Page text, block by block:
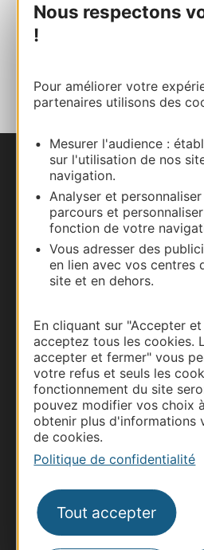
Nous respectons
!
Pour améliorer votre
partenaires utilisons des
Mesurer l'audience :
sur l'utilisation de nos
navigation.
Analyser et
parcours et
fonction de votre
Vous adresser des
en lien avec vos centres
site et en dehors.
En cliquant sur "Accepter
acceptez tous les cookies.
accepter et fermer" vous
votre refus et seuls les
fonctionnement du site
pouvez modifier vos choix
obtenir plus d'informations
de cookies.
Politique de confidentialité
Tout accepter
E-mail
Nous contacter
Carte interactive
Documentation
Thermalisme
Business/Mice
Pros d'Occitanie
Site presse et d'influence
Voyagistes